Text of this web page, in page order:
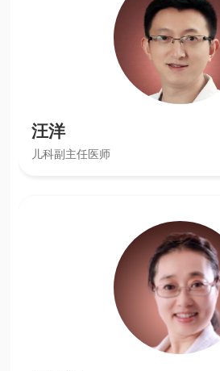
汪洋
儿科副主任医师